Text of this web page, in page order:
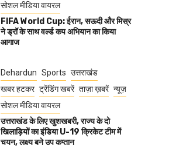
सोशल मीडिया वायरल
FIFA World Cup: ईरान, सऊदी और मिस्र
ने ड्रॉ के साथ वर्ल्ड कप अभियान का किया
आगाज
Dehardun Sports उत्तराखंड
खबर हटकर ट्रेंडिंग खबरें ताज़ा ख़बरें न्यूज़
सोशल मीडिया वायरल
उत्तराखंड के लिए खुशखबरी, राज्य के दो
खिलाड़ियों का इंडिया U-19 क्रिकेट टीम में
चयन, लक्ष्य बने उप कप्तान